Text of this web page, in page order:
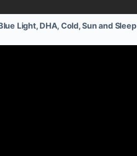
Light, DHA, Cold, Sun and Sleep